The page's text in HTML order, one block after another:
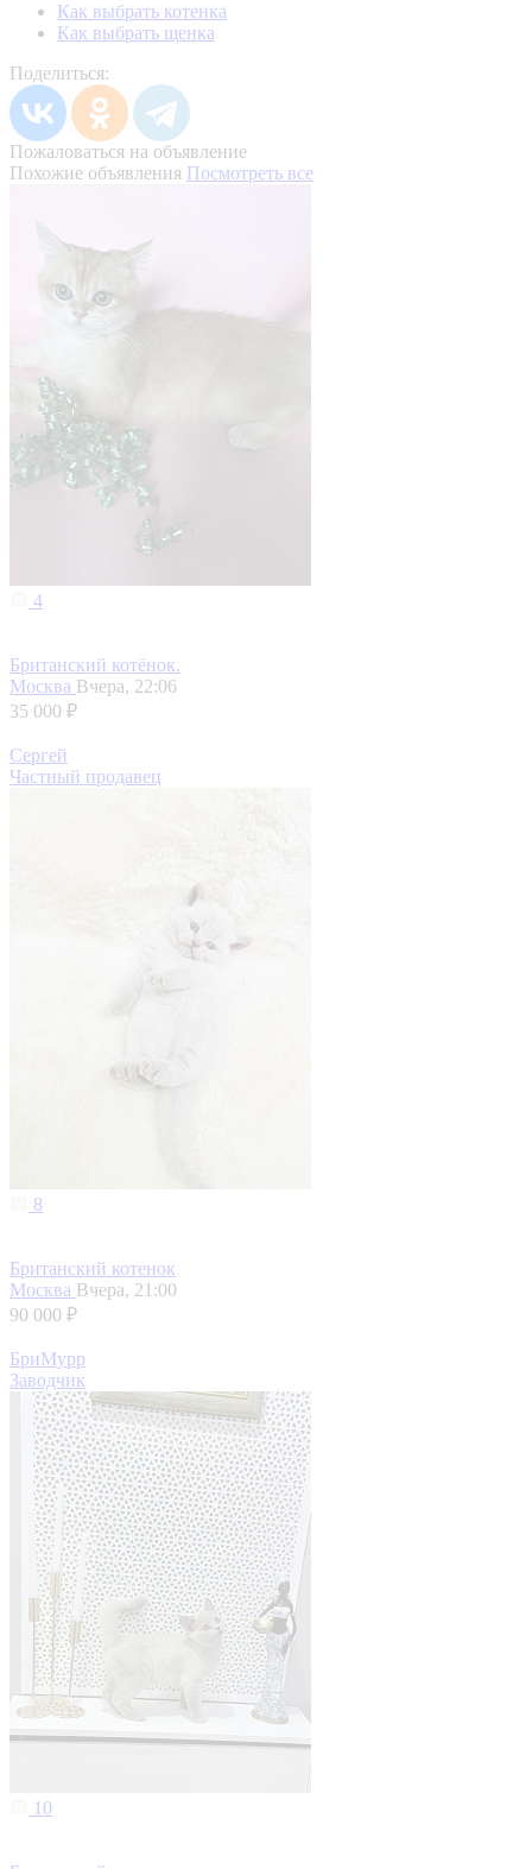
Как выбрать котенка
Как выбрать щенка
Поделиться:
Пожаловаться на объявление
Похожие объявления Посмотреть все
4
Британский котëнок.
Москва Вчера, 22:06
35 000 ₽
Сергей
Частный продавец
8
Британский котенок
Москва Вчера, 21:00
90 000 ₽
БриМурр
Заводчик
10